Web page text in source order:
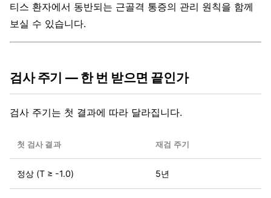
티스 환자에서 동반되는 근골격 통증의 관리 원칙을 함께
보실 수 있습니다.
검사 주기 — 한 번 받으면 끝인가
검사 주기는 첫 결과에 따라 달라집니다.
첫 검사 결과 재검 주기
정상 (T ≥ -1.0) 5년